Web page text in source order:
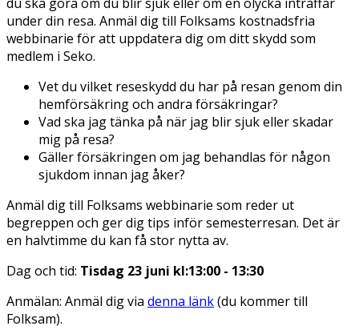
under din resa. Anmäl dig till Folksams kostnadsfria
webbinarie för att uppdatera dig om ditt skydd som
medlem i Seko.
Vet du vilket reseskydd du har på resan genom din
hemförsäkring och andra försäkringar?
Vad ska jag tänka på när jag blir sjuk eller skadar
mig på resa?
Gäller försäkringen om jag behandlas för någon
sjukdom innan jag åker?
Anmäl dig till Folksams webbinarie som reder ut
begreppen och ger dig tips inför semesterresan. Det är
en halvtimme du kan få stor nytta av.
Dag och tid: Tisdag 23 juni kl:13:00 - 13:30
Anmälan: Anmäl dig via denna länk(du kommer till
Folksam).